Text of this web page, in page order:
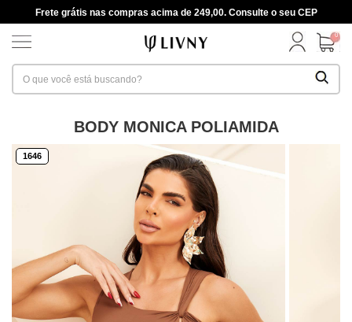
Frete grátis nas compras acima de 249,00. Consulte o seu CEP
0
BODY MONICA POLIAMIDA
1646